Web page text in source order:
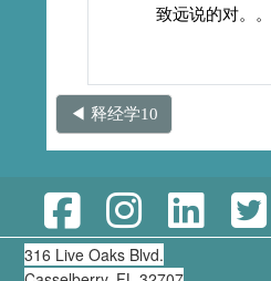
致远说的对。。
◀︎ 释经学10
316 Live Oaks Blvd.